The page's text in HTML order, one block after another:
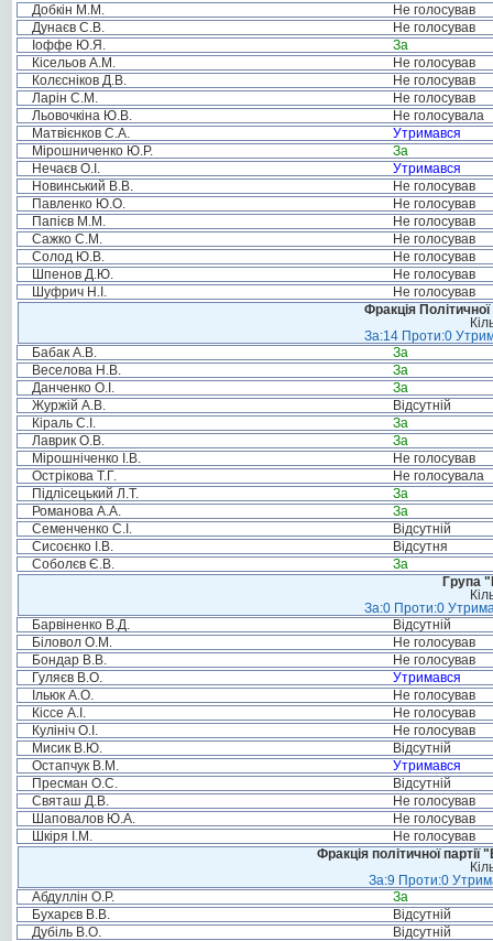
Добкін М.М.
Не голосував
Дунаєв С.В.
Не голосував
Іоффе Ю.Я.
За
Кісельов А.М.
Не голосував
Колєсніков Д.В.
Не голосував
Ларін С.М.
Не голосував
Льовочкіна Ю.В.
Не голосувала
Матвієнков С.А.
Утримався
Мірошниченко Ю.Р.
За
Нечаєв О.І.
Утримався
Новинський В.В.
Не голосував
Павленко Ю.О.
Не голосував
Папієв М.М.
Не голосував
Сажко С.М.
Не голосував
Солод Ю.В.
Не голосував
Шпенов Д.Ю.
Не голосував
Шуфрич Н.І.
Не голосував
Фракція
За:14 Проти:0
Бабак А.В.
За
Веселова Н.В.
За
Данченко О.І.
За
Журжій А.В.
Відсутній
Кіраль С.І.
За
Лаврик О.В.
За
Мірошніченко І.В.
Не голосував
Острікова Т.Г.
Не голосувала
Підлісецький Л.Т.
За
Романова А.А.
За
Семенченко С.І.
Відсутній
Сисоєнко І.В.
Відсутня
Соболєв Є.В.
За
Група
За:0 Проти:0
Барвіненко В.Д.
Відсутній
Біловол О.М.
Не голосував
Бондар В.В.
Не голосував
Гуляєв В.О.
Утримався
Ільюк А.О.
Не голосував
Кіссе А.І.
Не голосував
Кулініч О.І.
Не голосував
Мисик В.Ю.
Відсутній
Остапчук В.М.
Утримався
Пресман О.С.
Відсутній
Святаш Д.В.
Не голосував
Шаповалов Ю.А.
Не голосував
Шкіря І.М.
Не голосував
Фракція політичної
За:9 Проти:0
Абдуллін О.Р.
За
Бухарєв В.В.
Відсутній
Дубіль В.О.
Відсутній